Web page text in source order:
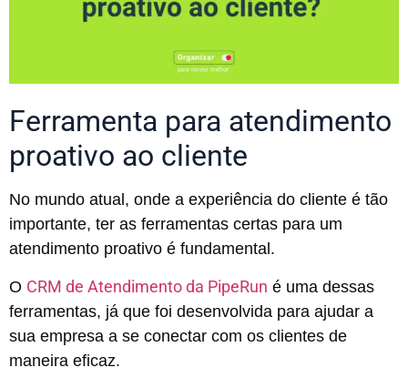
Ferramenta para atendimento
proativo ao cliente
No mundo atual, onde a experiência do cliente é tão
importante, ter as ferramentas certas para um
atendimento proativo é fundamental.
O CRM de Atendimento da PipeRun é uma dessas
ferramentas, já que foi desenvolvida para ajudar a
sua empresa a se conectar com os clientes de
maneira eficaz.